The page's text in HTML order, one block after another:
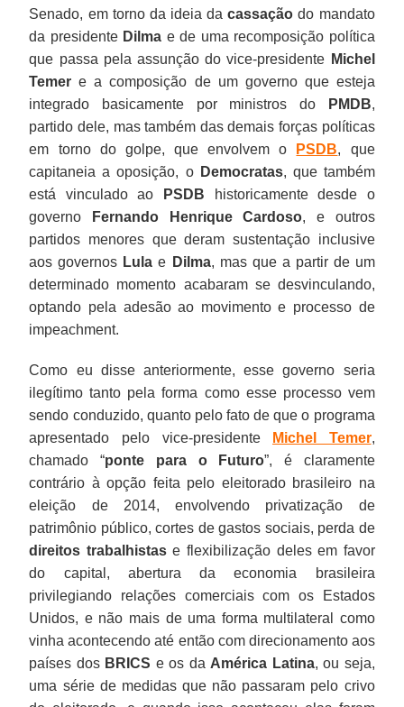
Senado, em torno da ideia dacassação do mandato
da presidente Dilma e de uma recomposição política
que passa pela assunção do vice-presidente Michel
Temer e a composição de um governo que esteja
integrado basicamente por ministros do
PMDB,
partido dele, mas também das demais forças políticas
em torno do golpe, que envolvem o
PSDB, que
capitaneia a oposição, o Democratas, que também
está vinculado ao
PSDB historicamente desde o
governo
Fernando Henrique Cardoso, e outros
partidos menores que deram sustentação inclusive
aos governos Lula e Dilma, mas que a partir de um
determinado momento acabaram se desvinculando,
optando pela adesão ao movimento e processo de
impeachment.
Como eu disse anteriormente, esse governo seria
ilegítimo tanto pela forma como esse processo vem
sendo conduzido, quanto pelo fato de que o programa
apresentado pelo vice-presidente
Michel Temer,
chamado “ponte para o Futuro”, é claramente
contrário à opção feita pelo eleitorado brasileiro na
eleição de 2014, envolvendo privatização de
patrimônio público, cortes de gastos sociais, perda de
direitos trabalhistase flexibilização deles em favor
do capital, abertura da economia brasileira
privilegiando relações comerciais com os Estados
Unidos, e não mais de uma forma multilateral como
vinha acontecendo até então com direcionamento aos
países dos BRICS e os da América Latina, ou seja,
uma série de medidas que não passaram pelo crivo